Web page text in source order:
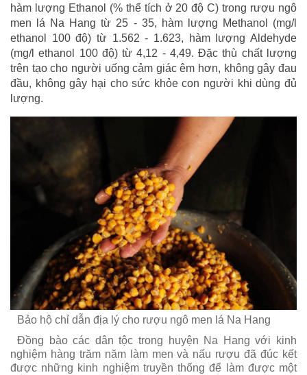
hàm lượng Ethanol (% thể tích ở 20 độ C) trong rượu ngô
men lá Na Hang từ 25 - 35, hàm lượng Methanol (mg/l
ethanol 100 độ) từ 1.562 - 1.623, hàm lượng Aldehyde
(mg/l ethanol 100 độ) từ 4,12 - 4,49. Đặc thù chất lượng
trên tạo cho người uống cảm giác êm hơn, không gây đau
đầu, không gây hại cho sức khỏe con người khi dùng đủ
lượng.
Bảo hộ chỉ dẫn địa lý cho rượu ngô men lá Na Hang
Đồng bào các dân tộc trong huyện Na Hang với kinh
nghiệm hàng trăm năm làm men và nấu rượu đã đúc kết
được những kinh nghiệm truyền thống để làm được một